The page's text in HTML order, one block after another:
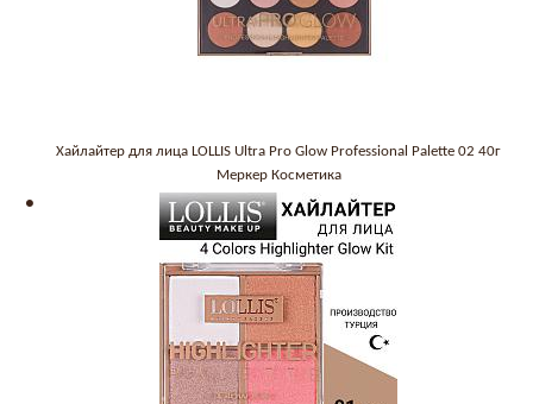
Хайлайтер для лица LOLLIS Ultra Pro Glow Professional Palette 02 40г
Меркер Косметика